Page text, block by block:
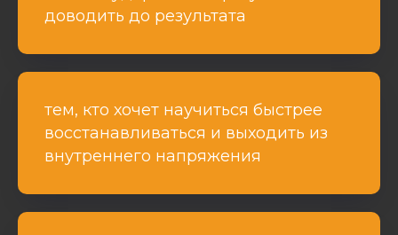
доводить до результата
тем, кто хочет научиться быстрее
восстанавливаться и выходить из
внутреннего напряжения